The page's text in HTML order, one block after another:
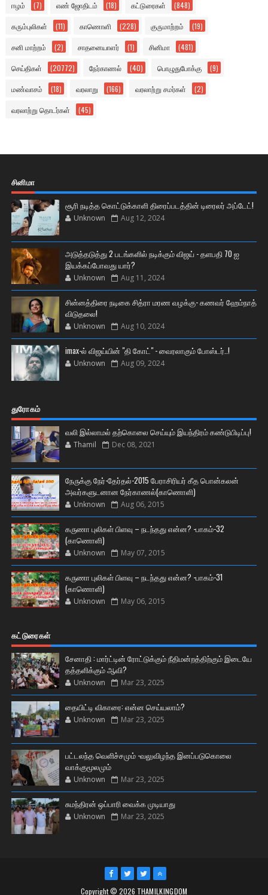
ஈழம் (7) எண் ஜோதிடம் (18) கட்டுரைகள் (848)
கரும்புலிகள் (11) காணொளி (228) குருமாற்றம் (19)
சனி மாற்றம் (2) சாதனையாளர் (1) சினிமா (481)
செய்திகள் (20772) நேர்காணல் (40) பொழுதுபோக்கு (9)
மண்வாசம் (18) வரலாறு (166) வரலாற்று சமர்கள் (2)
வரலாற்று தொடர்கள் (45)
சினிமா
சூரி நடித்த கொட்டுக்காளி திரைப்படத்தின் டிரைலர் அப்டேட்!
Unknown Aug 12, 2024
அடுத்தடுத்து 2 படங்களில் நடிக்கும் விஜய் - தளபதி 70 ஐ
இயக்கப்போவது யார்?
Unknown Aug 11, 2024
சின்னத்திரை நடிகை சித்ரா மரண வழக்கு- கணவர் ஹேம்நாத்
விடுதலை!
Unknown Aug 10, 2024
imax-ல் விஜய்யின் "தி கோட்" - வைரலாகும் போஸ்டர்..!
Unknown Aug 09, 2024
துரோகம்
வலி இல்லாமல் தற்கொலை செய்யும் இயந்திரம் கண்டுபிடிப்பு!
Thamil Dec 08, 2021
நேருக்கு நேர்-தேர்தல்-2015 பேராசிரியர் கீத பொன்கலன்
அவர்களுடனான நேர்காணல்(காணொளி)
Unknown Aug 06, 2015
கருணா புலிகள் பிளவு – நடந்தது என்ன? -பாகம்-32
(காணொளி)
Unknown May 07, 2015
கருணா புலிகள் பிளவு – நடந்தது என்ன? -பாகம்-31
(காணொளி)
Unknown May 06, 2015
கட்டுரைகள்
சேனாதி : மார்ட்டின் ரோட்டுக்கும் நீதிமன்றத்திற்கும் இடையே
தத்தளிக்கும் ஆவி?
Unknown Mar 23, 2025
தையிட்டி விகாரை: என்ன செய்யலாம்?
Unknown Mar 23, 2025
பட்டலந்த வெளிச்சமும் -வலுவிழந்த இனப்படுகொலை
வாக்குமூலமும்
Unknown Mar 23, 2025
சுமந்திரன் ஒப்பாரி வைக்க முடியாது
Unknown Mar 23, 2025
Copyright © 2026 THAMILKINGDOM